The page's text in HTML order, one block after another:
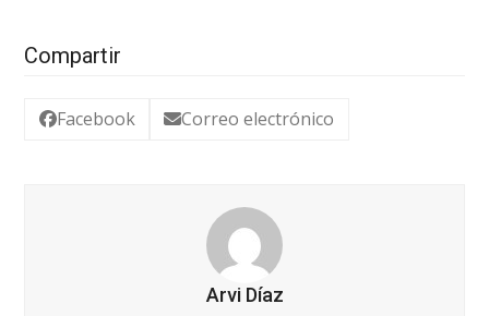
Compartir
Facebook Correo electrónico
Arvi Díaz